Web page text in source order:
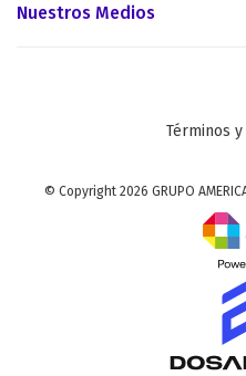
Nuestros Medios
Términos
© Copyright 2026 GRUPO